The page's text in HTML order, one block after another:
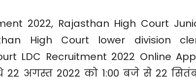
2022, Rajasthan High Court
High Court lower division
LDC Recruitment 2022 Online
अगस्त 2022 को 1:00 बजे से 22